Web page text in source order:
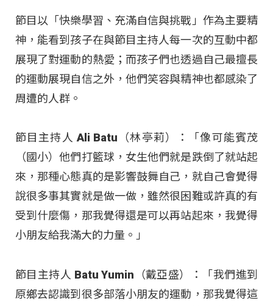
節目以「快樂學習、充滿自信與挑戰」作為主要精
神，能看到孩子在與節目主持人每一次的互動中都
展現了對運動的熱愛；而孩子們也透過自己最擅長
的運動展現自信之外，他們笑容與精神也都感染了
周遭的人群。
節目主持人 Ali Batu（林亭莉）：「像可能賓茂
（國小）他們打籃球，女生他們就是跌倒了就站起
來，那種心態真的是影響鼓舞自己，就自己會覺得
說很多事其實就是做一做，雖然很困難或許真的有
受到什麼傷，那我覺得還是可以再站起來，我覺得
小朋友給我滿大的力量。」
節目主持人 Batu Yumin（戴亞盛）：「我們進到
原鄉去認識到很多部落小朋友的運動，那我覺得這